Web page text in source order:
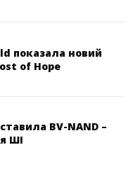
показала новий
of Hope
BV-NAND –
ШІ